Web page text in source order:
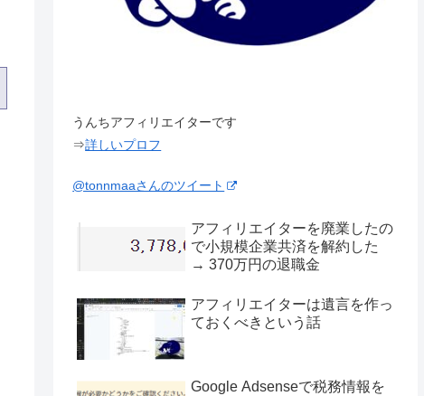
うんちアフィリエイターです
⇒詳しいプロフ
@tonnmaaさんのツイート
アフィリエイターを廃業したの
で小規模企業共済を解約した
→ 370万円の退職金
アフィリエイターは遺言を作っ
ておくべきという話
Google Adsenseで税務情報を